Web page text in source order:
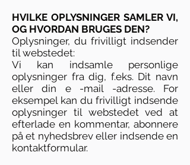
HVILKE OPLYSNINGER SAMLER VI,
OG HVORDAN BRUGES DEN?
Oplysninger, du frivilligt indsender
til webstedet:
Vi kan indsamle personlige
oplysninger fra dig, f.eks. Dit navn
eller din e -mail -adresse. For
eksempel kan du frivilligt indsende
oplysninger til webstedet ved at
efterlade en kommentar, abonnere
på et nyhedsbrev eller indsende en
kontaktformular.